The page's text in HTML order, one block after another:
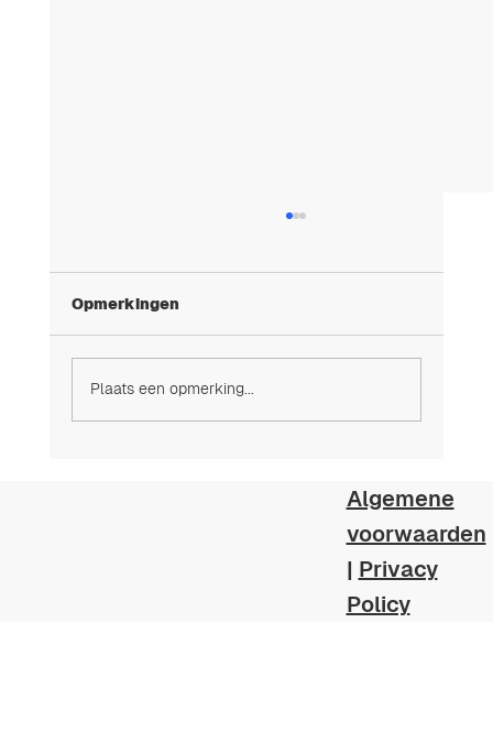
Van droom naar duik
Opmerkingen
Plaats een opmerking...
Algemene
voorwaarden
| Privacy
Policy